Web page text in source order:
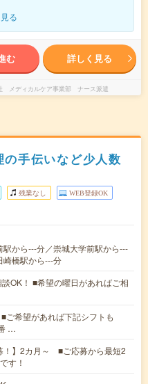
る
む 詳しく見る
メディカルケア事業部 ナース派遣
の手伝いなど少人数
残業なし WEB登録OK
から---分／崇城大学前駅から---
崎橋駅から---分
OK！ ■希望の曜日があればご相
ご希望があれば下記シフトも
…
！】2カ月～ ■ご応募から最短2
す！